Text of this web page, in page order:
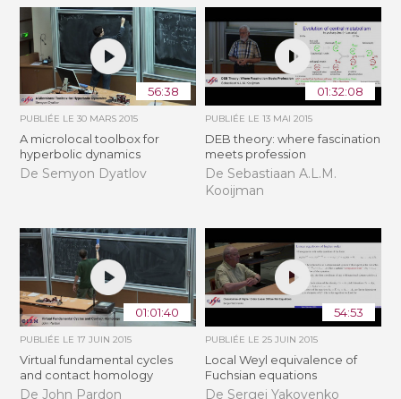
56:38
PUBLIÉE LE30 MARS 2015
A microlocal toolbox for
hyperbolic dynamics
De Semyon Dyatlov
01:32:08
PUBLIÉE LE 13 MAI 2015
DEB theory: where fascination
meets profession
De Sebastiaan A.L.M.
Kooijman
01:01:40
PUBLIÉE LE17 JUIN 2015
Virtual fundamental cycles
and contact homology
De John Pardon
54:53
PUBLIÉE LE 25 JUIN 2015
Local Weyl equivalence of
Fuchsian equations
De Sergei Yakovenko